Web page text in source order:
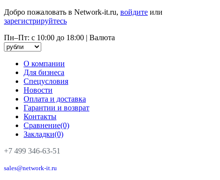
Добро пожаловать в Network-it.ru, войдите или
зарегистрируйтесь
Пн–Пт: с 10:00 до 18:00 | Валюта
О компании
Для бизнеса
Спецусловия
Новости
Оплата и доставка
Гарантии и возврат
Контакты
Сравнение(0)
Закладки(0)
+7 499 346-63-51
sales@network-it.ru